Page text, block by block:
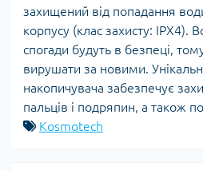
захищений від попадання
корпусу (клас захисту: IPX4).
спогади будуть в безпеці,
вирушати за новими.
накопичувача забезпечує
пальців і подряпин, а також
Kosmotech